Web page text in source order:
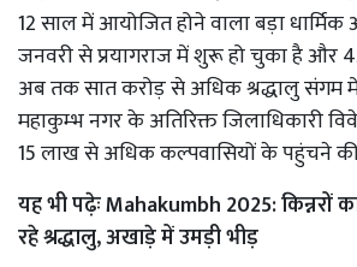
12 साल में आयोजित होने वाला बड़ा
जनवरी से प्रयागराज में शुरू हो चुका है और
अब तक सात करोड़ से अधिक श्रद्धालु संगम
महाकुम्भ नगर के अतिरिक्त जिलाधिकारी
15 लाख से अधिक कल्पवासियों के पहुंचने की
यह भी पढ़ेःMahakumbh 2025: किन्नरों
रहे श्रद्धालु, अखाड़े में उमड़ी भीड़